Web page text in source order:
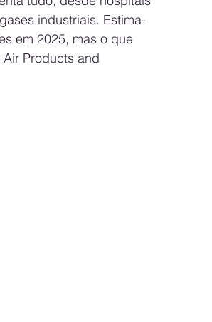
industriais. Estima-
em 2025, mas o que
Products and